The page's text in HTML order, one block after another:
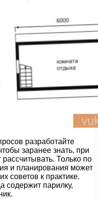
разработайте
заранее знать, при
Только по
и планирования может
советов к практике.
содержит парилку,